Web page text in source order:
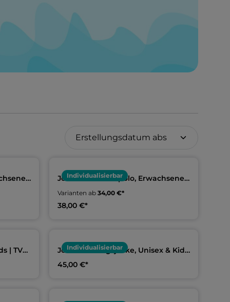
Individualisierbar
Joma Funktionspolo, Erwachsene
Schwimmen
Varianten ab 34,00 €*
38,00 €*
| TV
Individualisierbar
Joma Trainingsjacke, Unisex & Kids
45,00 €*